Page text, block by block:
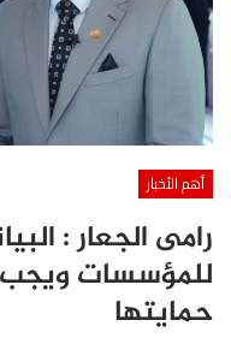
أهم الأخبار
رامى الجعار :
للمؤسسات ويجب
حمايتها